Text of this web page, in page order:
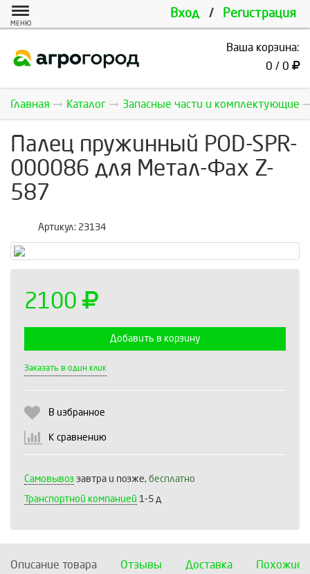
Вход / Регистрация
МЕНЮ
Ваша корзина:
0 / 0
Главная Каталог Запасные части и комплектующие
Палец пружинный POD-SPR-
000086 для Метал-Фах Z-
587
Артикул: 23134
2100
Добавить в корзину
Заказать в один клик
В избранное
К сравнению
Самовывоз завтра и позже, бесплатно
Транспортной компанией 1-5 д
Описание товара Отзывы Доставка Похожие